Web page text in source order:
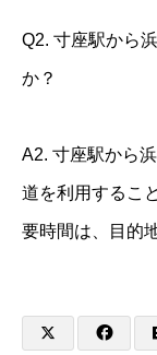
Q2. 寸座駅から
か？
A2. 寸座駅から
道を利用するこ
要時間は、目的